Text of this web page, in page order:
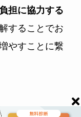
担に協力する
することでお
やすことに繋